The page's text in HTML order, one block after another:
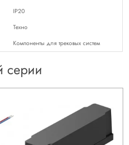
IP20
Техно
Компоненты для трековых систем
серии